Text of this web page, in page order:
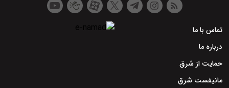
تماس با ما
درباره ما
حمایت از شرق
مانیفست شرق